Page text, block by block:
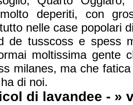
deperiti, con
nelle case popolari
de tusscoss e spess
moltissima gente
milanes, ma che
di noi.
di lavandee - »